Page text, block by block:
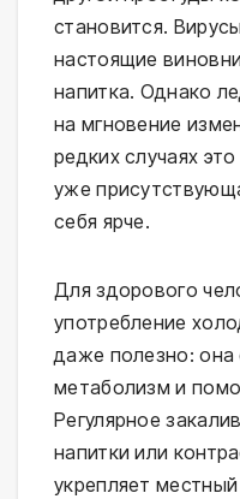
становится.
настоящие
напитка. Однако
на мгновение
редких случаях
уже
себя ярче.
Для здорового
употребление
даже полезно: она
метаболизм и
Регулярное
напитки или
укрепляет